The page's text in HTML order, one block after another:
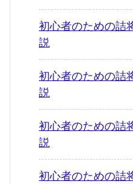
初心者のための
説
初心者のための
説
初心者のための
説
初心者のための